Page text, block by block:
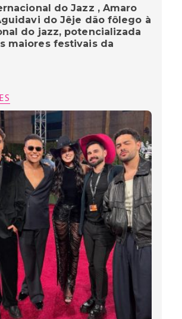
do Jazz , Amaro
do Jêje dão fôlego à
do jazz, potencializada
maiores festivais da